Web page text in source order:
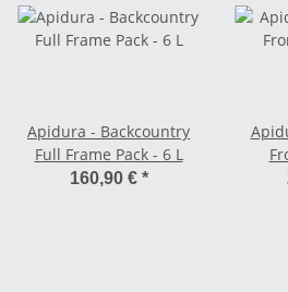
Apidura - Backcountry
Full Frame Pack - 6 L
160,90 € *